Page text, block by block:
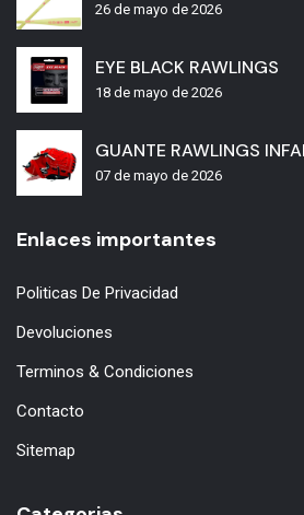
26 de mayo de 2026
EYE BLACK RAWLINGS
18 de mayo de 2026
GUANTE RAWLINGS
07 de mayo de 2026
Enlaces importantes
Politicas De Privacidad
Devoluciones
Terminos & Condiciones
Contacto
Sitemap